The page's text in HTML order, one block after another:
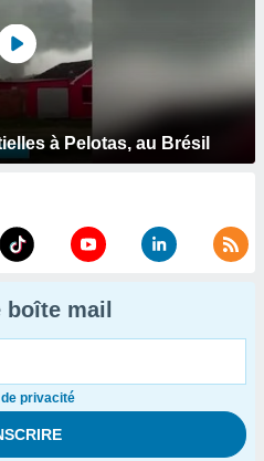
à Pelotas, au Brésil
mail
privacité